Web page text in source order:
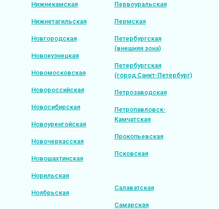
Нижнекамская
Нижнетагильская
Новгородская
Новокузнецкая
Новомосковская
Новороссийская
Новосибирская
Новоуренгойская
Новочеркасская
Новошахтинская
Норильская
Ноябрьская
Первоуральская
Пермская
Петербургская
(внешняя зона)
Петербургская
(город Санкт-Петербург)
Петрозаводская
Петропавловск-
Камчатская
Прокопьевская
Псковская
Салаватская
Самарская